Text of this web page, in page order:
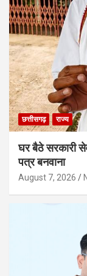
छत्तीसगढ़ राज्य
घर बैठे सरकारी
पत्र बनवाना
August 7, 2026